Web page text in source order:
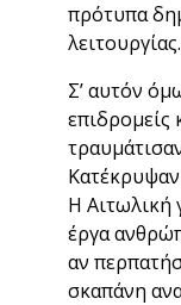
πρότυπα
λειτουργίας.
Σ’ αυτόν
Η Αιτωλική
έργα
αν
σκαπάνη